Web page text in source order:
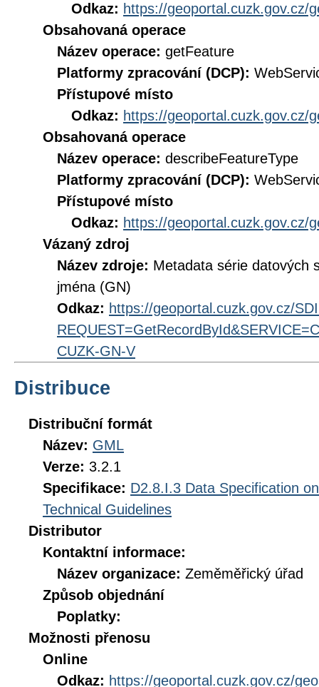
Odkaz: https://geoportal.cuzk.gov.cz/
Obsahovaná operace
Název operace: getFeature
Platformy zpracování (DCP):
Přístupové místo
Odkaz: https://geoportal.cuzk.gov.cz/
Obsahovaná operace
Název operace: describeFeatureType
Platformy zpracování (DCP):
Přístupové místo
Odkaz: https://geoportal.cuzk.gov.cz/
Vázaný zdroj
Název zdroje: Metadata série datových
jména (GN)
Odkaz: https://geoportal.cuzk.gov.cz/
CUZK-GN-V
Distribuce
Distribuční formát
Název: GML
Verze: 3.2.1
Specifikace: D2.8.I.3 Data Specification
Technical Guidelines
Distributor
Kontaktní informace:
Název organizace: Zeměměřický úřad
Způsob objednání
Poplatky:
Možnosti přenosu
Online
Odkaz: https://geoportal.cuzk.gov.cz/